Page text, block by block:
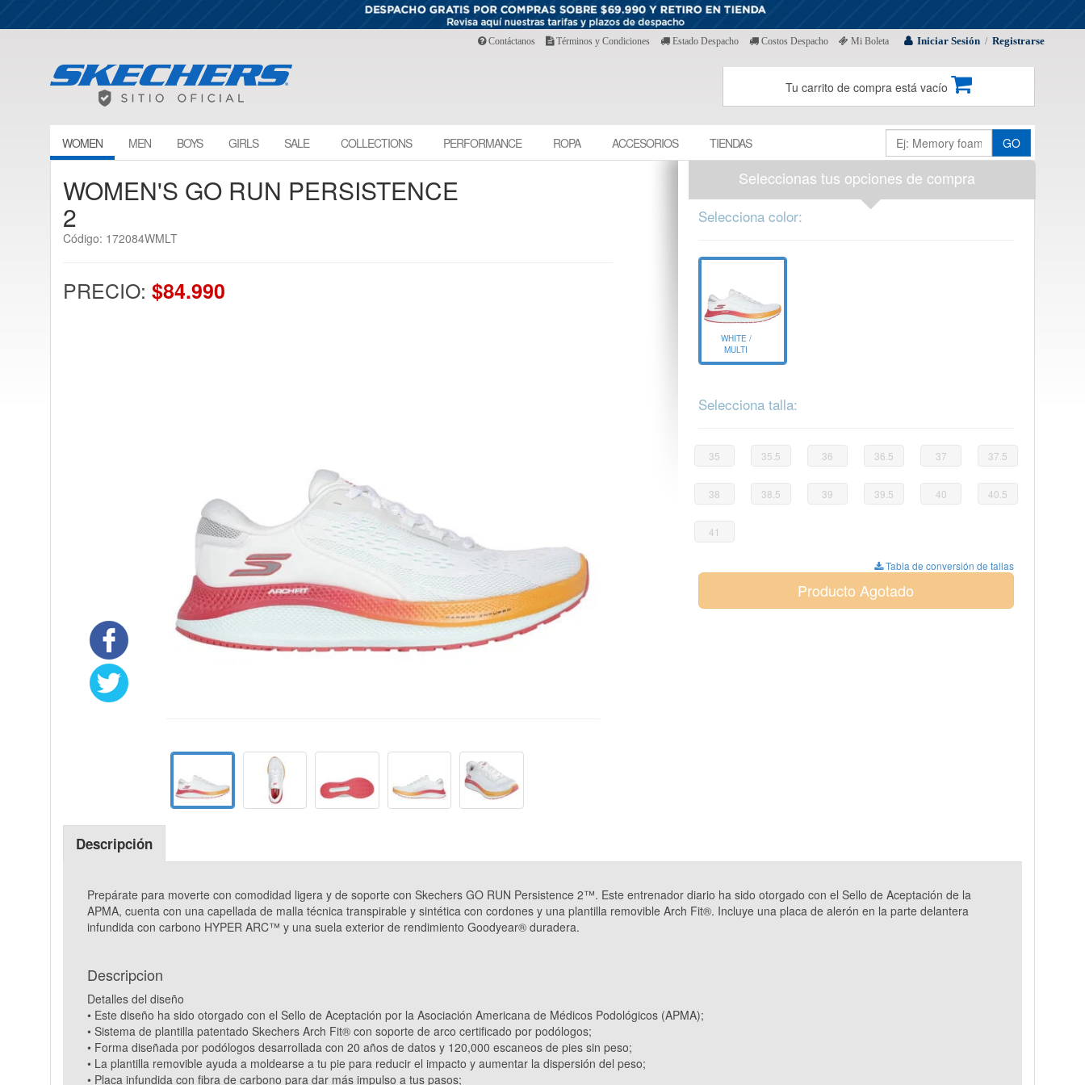
Iniciar Sesión / Registrarse
Contáctanos Términos y Condiciones Estado Despacho Costos Despacho Mi Boleta
Tu carrito de compra está vacío
WOMEN MEN BOYS GIRLS SALE COLLECTIONS PERFORMANCE ROPA ACCESORIOS TIENDAS GO
WOMEN'S GO RUN PERSISTENCE
2
Código: 172084WMLT
PRECIO: $84.990
Seleccionas tus opciones de compra
Selecciona color:
WHITE /
MULTI
Selecciona talla:
35 35.5 36 36.5 37 37.5
38 38.5 39 39.5 40 40.5
41
Tabla de conversión de tallas
Producto Agotado
Descripción
Prepárate para moverte con comodidad ligera y de soporte con Skechers GO RUN Persistence 2™. Este entrenador diario ha sido otorgado con el Sello de Aceptación de la
APMA, cuenta con una capellada de malla técnica transpirable y sintética con cordones y una plantilla removible Arch Fit®. Incluye una placa de alerón en la parte delantera
infundida con carbono HYPER ARC™ y una suela exterior de rendimiento Goodyear® duradera.
Descripcion
Detalles del diseño
• Este diseño ha sido otorgado con el Sello de Aceptación por la Asociación Americana de Médicos Podológicos (APMA);
• Sistema de plantilla patentado Skechers Arch Fit® con soporte de arco certificado por podólogos;
• Forma diseñada por podólogos desarrollada con 20 años de datos y 120,000 escaneos de pies sin peso;
• La plantilla removible ayuda a moldearse a tu pie para reducir el impacto y aumentar la dispersión del peso;
• Placa infundida con fibra de carbono para dar más impulso a tus pasos;